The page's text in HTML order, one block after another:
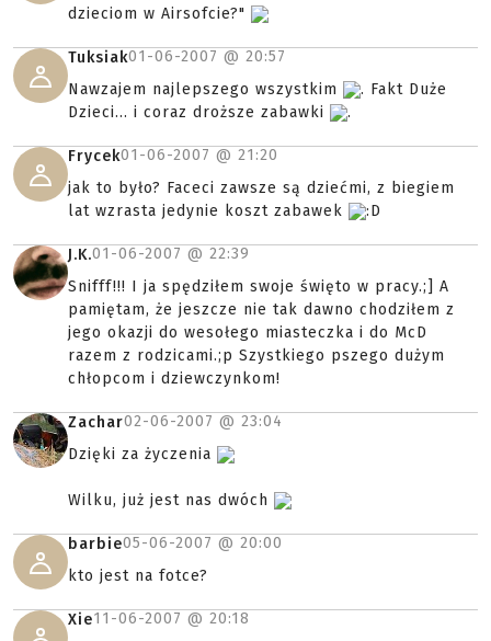
dzieciom w Airsofcie?"
Tuksiak01-06-2007 @ 20:57
Nawzajem najlepszego wszystkim
. Fakt Duże
Dzieci... i coraz droższe zabawki
.
Frycek01-06-2007 @ 21:20
jak to było? Faceci zawsze są dziećmi, z biegiem
lat wzrasta jedynie koszt zabawek
:D
J.K.01-06-2007 @ 22:39
Snifff!!! I ja spędziłem swoje święto w pracy.;] A
pamiętam, że jeszcze nie tak dawno chodziłem z
jego okazji do wesołego miasteczka i do McD
razem z rodzicami.;p Szystkiego pszego dużym
chłopcom i dziewczynkom!
Zachar02-06-2007 @ 23:04
Dzięki za życzenia
Wilku, już jest nas dwóch
barbie05-06-2007 @ 20:00
kto jest na fotce?
Xie11-06-2007 @ 20:18